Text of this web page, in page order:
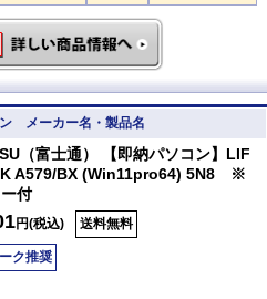
メーカー名・製品名
（富士通） 【即納パソコン】LIF
A579/BX (Win11pro64) 5N8 ※
付
円(税込) 送料無料
ク推奨